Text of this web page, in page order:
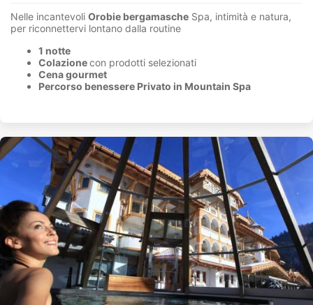
Nelle incantevoli Orobie bergamasche Spa, intimità e natura,
per riconnettervi lontano dalla routine
1 notte
Colazionecon prodotti selezionati
Cena gourmet
Percorso benessere Privato in Mountain Spa